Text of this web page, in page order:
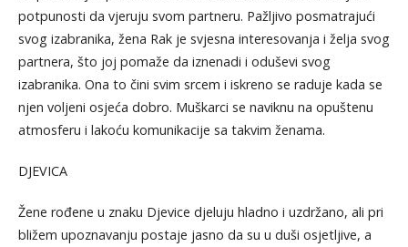
potpunosti da vjeruju svom partneru. Pažljivo posmatrajući
svog izabranika, žena Rak je svjesna interesovanja i želja svog
partnera, što joj pomaže da iznenadi i oduševi svog
izabranika. Ona to čini svim srcem i iskreno se raduje kada se
njen voljeni osjeća dobro. Muškarci se naviknu na opuštenu
atmosferu i lakoću komunikacije sa takvim ženama.
DJEVICA
Žene rođene u znaku Djevice djeluju hladno i uzdržano, ali pri
bližem upoznavanju postaje jasno da su u duši osjetljive, a